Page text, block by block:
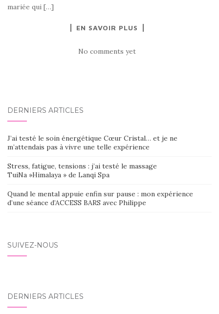
mariée qui […]
EN SAVOIR PLUS
No comments yet
DERNIERS ARTICLES
J’ai testé le soin énergétique Cœur Cristal… et je ne
m’attendais pas à vivre une telle expérience
Stress, fatigue, tensions : j’ai testé le massage
TuiNa »Himalaya » de Lanqi Spa
Quand le mental appuie enfin sur pause : mon expérience
d’une séance d’ACCESS BARS avec Philippe
SUIVEZ-NOUS
DERNIERS ARTICLES